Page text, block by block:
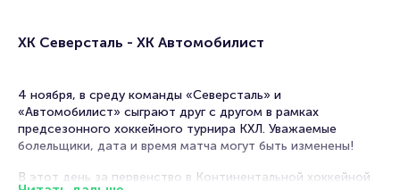
ХК Северсталь - ХК Автомобилист
4 ноября, в среду команды «Северсталь» и
«Автомобилист» сыграют друг с другом в рамках
предсезонного хоккейного турнира КХЛ. Уважаемые
болельщики, дата и время матча могут быть изменены!
В этот день за первенство в Континентальной хоккейной